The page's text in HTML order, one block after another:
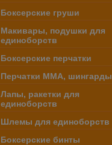
Боксерские груши
Макивары, подушки для
единоборств
Боксерские перчатки
Перчатки ММА, шингарды
Лапы, ракетки для
единоборств
Шлемы для единоборств
Боксерские бинты